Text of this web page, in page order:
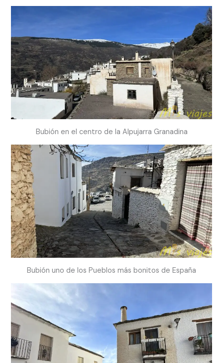
Bubión en el centro de la Alpujarra Granadina
Bubión uno de los Pueblos más bonitos de España